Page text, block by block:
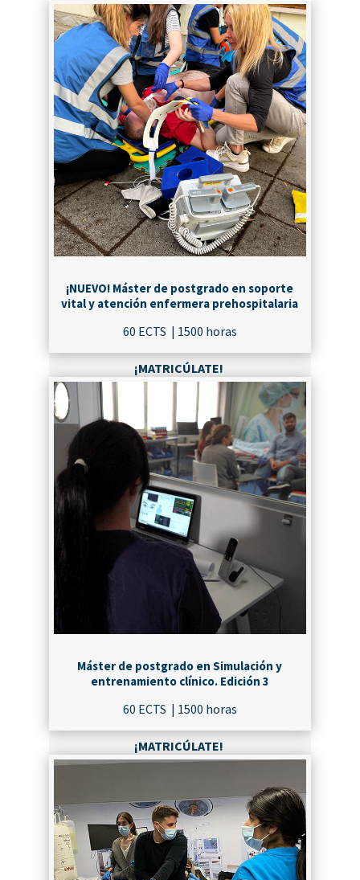
¡NUEVO! Máster de postgrado en soporte
vital y atención enfermera prehospitalaria
60 ECTS | 1500 horas
¡MATRICÚLATE!
Máster de postgrado en Simulación y
entrenamiento clínico. Edición 3
60 ECTS | 1500 horas
¡MATRICÚLATE!